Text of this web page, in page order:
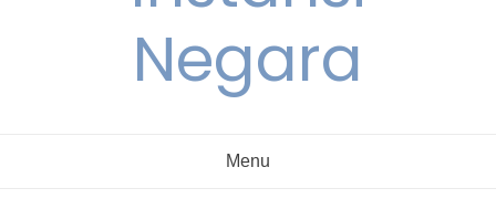
Negara
Menu